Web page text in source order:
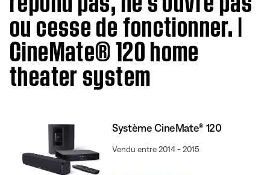
ou cesse de fonctionner. |
CineMate® 120 home
theater system
Système CineMate® 120
Vendu entre 2014 - 2015